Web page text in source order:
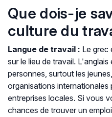
Que dois-je
culture du
Langue de travail : Le grec
sur le lieu de travail.
personnes, surtout les
organisations internationales
entreprises locales. Si vous
chances de trouver un